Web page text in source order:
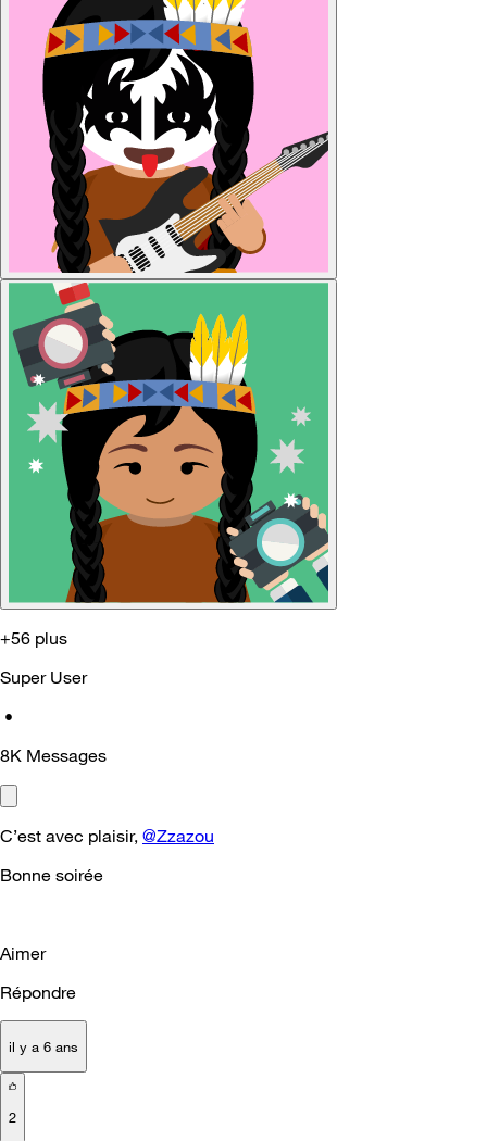
+56 plus
Super User
•
8K Messages
C’est avec plaisir, @Zzazou
Bonne soirée
Aimer
Répondre
il y a 6 ans
2